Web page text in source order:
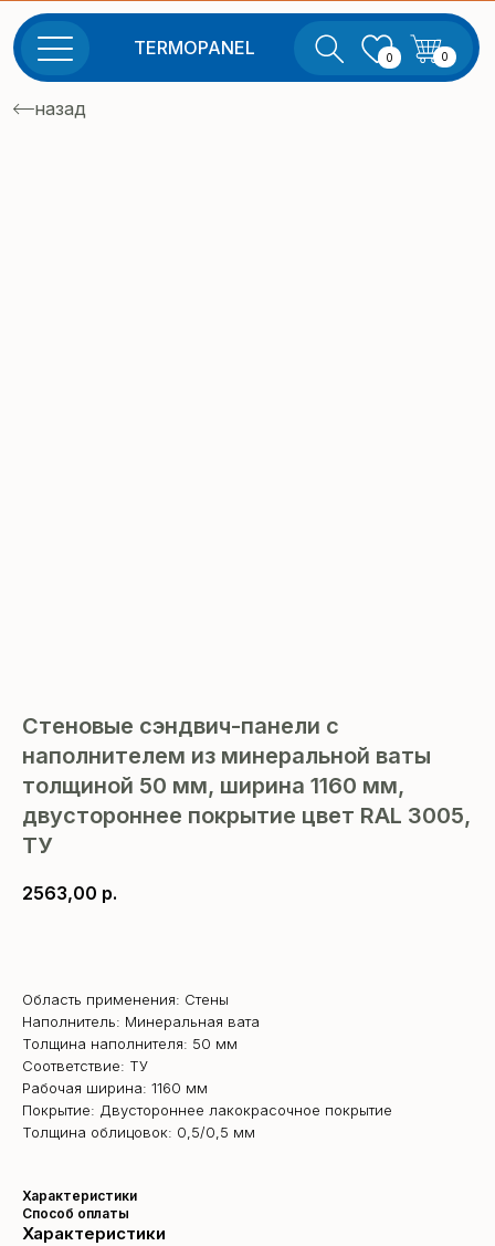
0
TERMOPANEL
назад
Стеновые сэндвич-панели с
наполнителем из минеральной ваты
толщиной 50 мм, ширина 1160 мм,
двустороннее покрытие цвет RAL 3005,
ТУ
2563,00 р.
Область применения: Стены
Наполнитель: Минеральная вата
Толщина наполнителя: 50 мм
Соответствие: ТУ
Рабочая ширина: 1160 мм
Покрытие: Двустороннее лакокрасочное покрытие
Толщина облицовок: 0,5/0,5 мм
Характеристики
Способ оплаты
Характеристики